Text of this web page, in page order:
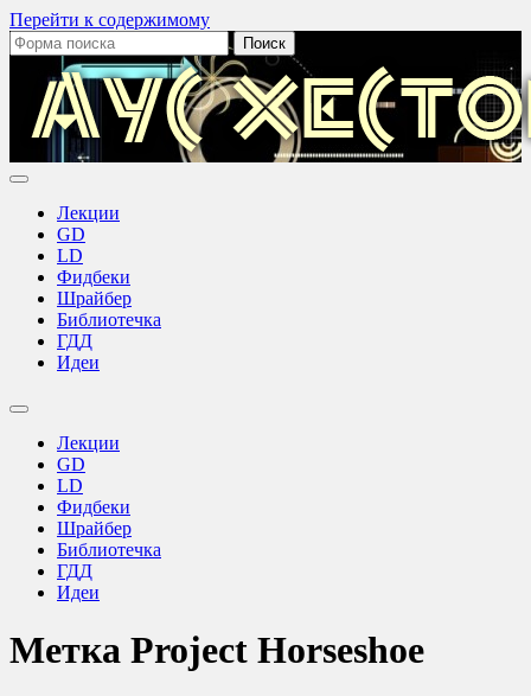
Перейти к содержимому
Поиск:
Аус
Лекции
GD
LD
Фидбеки
Шрайбер
Библиотечка
ГДД
Идеи
Переключить
поискаЛекции
GD
LD
Фидбеки
Шрайбер
Библиотечка
ГДД
Идеи
Метка Project Horseshoe